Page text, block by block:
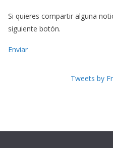
Si quieres compartir alguna
siguiente botón.
Enviar
Tweets by